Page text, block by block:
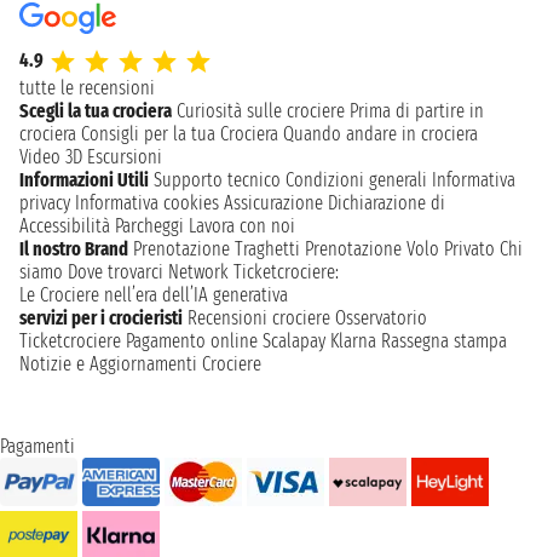
4.9
tutte le recensioni
Scegli la tua crociera Curiosità sulle crociere Prima di partire in
crociera Consigli per la tua Crociera Quando andare in crociera
Video 3D Escursioni
Informazioni Utili Supporto tecnico Condizioni generali Informativa
privacy Informativa cookies Assicurazione Dichiarazione di
Accessibilità Parcheggi Lavora con noi
Il nostro Brand Prenotazione Traghetti Prenotazione Volo Privato Chi
siamo Dove trovarci Network Ticketcrociere:
Le Crociere nell’era dell’IA generativa
servizi per i crocieristi Recensioni crociere Osservatorio
Ticketcrociere Pagamento online Scalapay Klarna Rassegna stampa
Notizie e Aggiornamenti Crociere
Pagamenti